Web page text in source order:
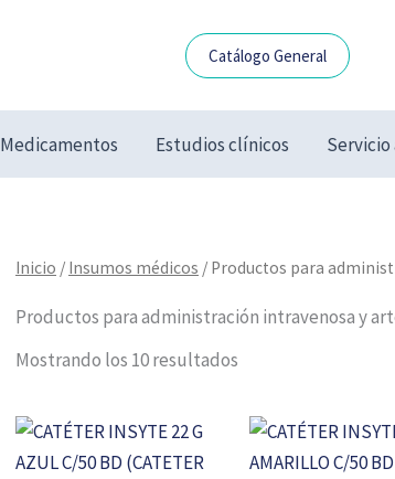
Catálogo General
Medicamentos Estudios clínicos Servicio
Inicio / Insumos médicos / Productos para
Productos para administración intravenosa y
Mostrando los 10 resultados